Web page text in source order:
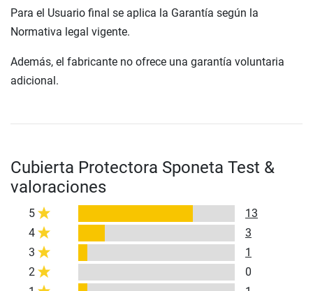
Para el Usuario final se aplica la Garantía según la
Normativa legal vigente.
Además, el fabricante no ofrece una garantía voluntaria
adicional.
Cubierta Protectora Sponeta Test &
valoraciones
5
13
4
3
3
1
2
0